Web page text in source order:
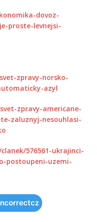
dovoz-
proste-levnejsi-
zpravy-norsko-
azyl
zpravy-americane-
zaluznyj-nesouhlasi-
576561-ukrajinci-
postoupeni-uzemi-